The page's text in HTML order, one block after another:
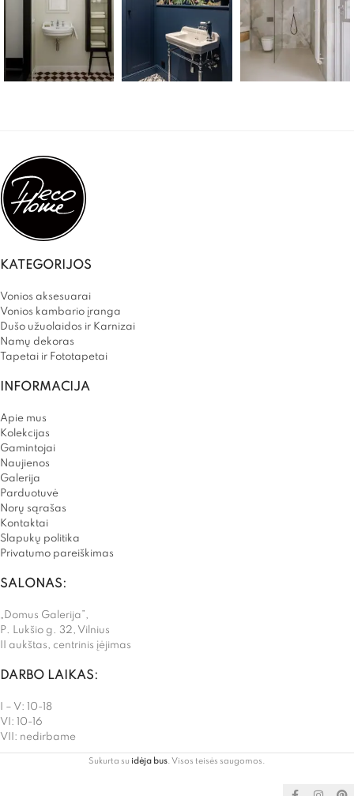
KATEGORIJOS
Vonios aksesuarai
Vonios kambario įranga
Dušo užuolaidos ir Karnizai
Namų dekoras
Tapetai ir Fototapetai
INFORMACIJA
Apie mus
Kolekcijas
Gamintojai
Naujienos
Galerija
Parduotuvė
Norų sąrašas
Kontaktai
Slapukų politika
Privatumo pareiškimas
SALONAS:
„Domus Galerija”,
P. Lukšio g. 32, Vilnius
II aukštas, centrinis įėjimas
DARBO LAIKAS:
I – V: 10-18
VI: 10-16
VII: nedirbame
Sukurta su idėja bus. Visos teisės saugomos.